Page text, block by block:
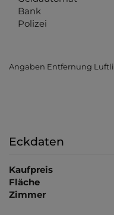
Bank
Polizei
Angaben Entfernung
Eckdaten
Kaufpreis
Fläche
Zimmer